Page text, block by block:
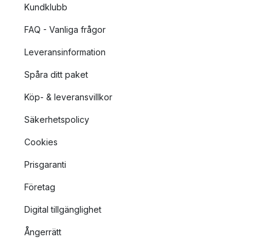
Kundklubb
FAQ - Vanliga frågor
Leveransinformation
Spåra ditt paket
Köp- & leveransvillkor
Säkerhetspolicy
Cookies
Prisgaranti
Företag
Digital tillgänglighet
Ångerrätt